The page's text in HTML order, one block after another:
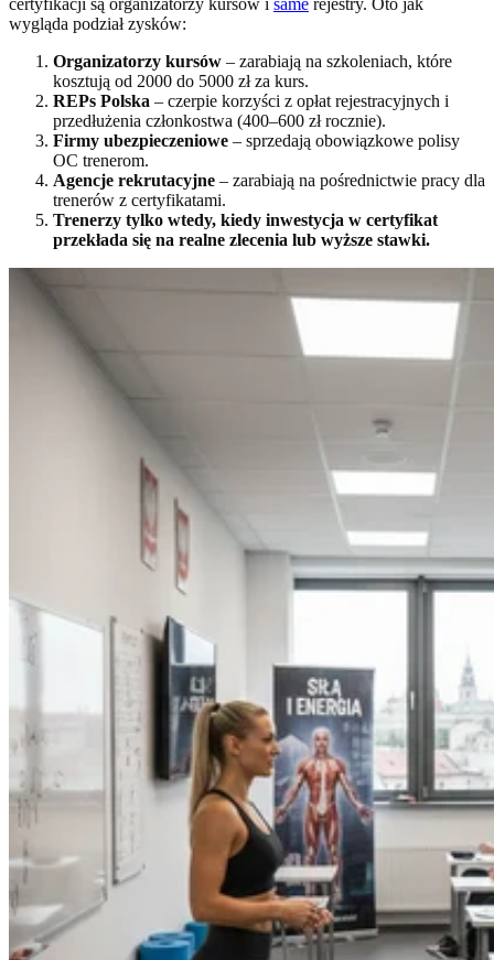
certyfikacji są organizatorzy kursów i same rejestry. Oto jak
wygląda podział zysków:
Organizatorzy kursów – zarabiają na szkoleniach, które
kosztują od 2000 do 5000 zł za kurs.
REPs Polska – czerpie korzyści z opłat rejestracyjnych i
przedłużenia członkostwa (400–600 zł rocznie).
Firmy ubezpieczeniowe – sprzedają obowiązkowe polisy
OC trenerom.
Agencje rekrutacyjne – zarabiają na pośrednictwie pracy dla
trenerów z certyfikatami.
Trenerzy tylko wtedy, kiedy inwestycja w certyfikat
przekłada się na realne zlecenia lub wyższe stawki.